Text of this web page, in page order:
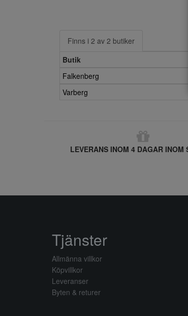
Finns i 2 av 2 butiker
Butik
Falkenberg
Varberg
LEVERANS INOM 4 DAGAR INOM
Tjänster
Allmänna villkor
Köpvillkor
Leveranser
Byten & returer